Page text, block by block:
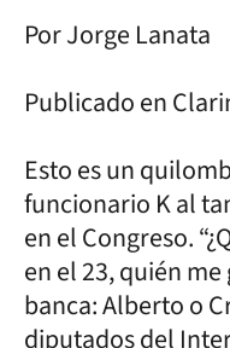
Por Jorge Lanata
Publicado en
Esto es un
funcionario K al
en el Congreso.
en el 23, quién
banca: Alberto o
diputados del